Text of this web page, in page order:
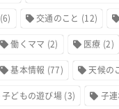
(6) 交通のこと (12)
働くママ (2) 医療 (2)
基本情報 (77) 天候の
子どもの遊び場 (3) 子